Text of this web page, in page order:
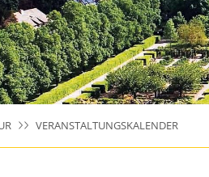
VERANSTALTUNGSKALENDER